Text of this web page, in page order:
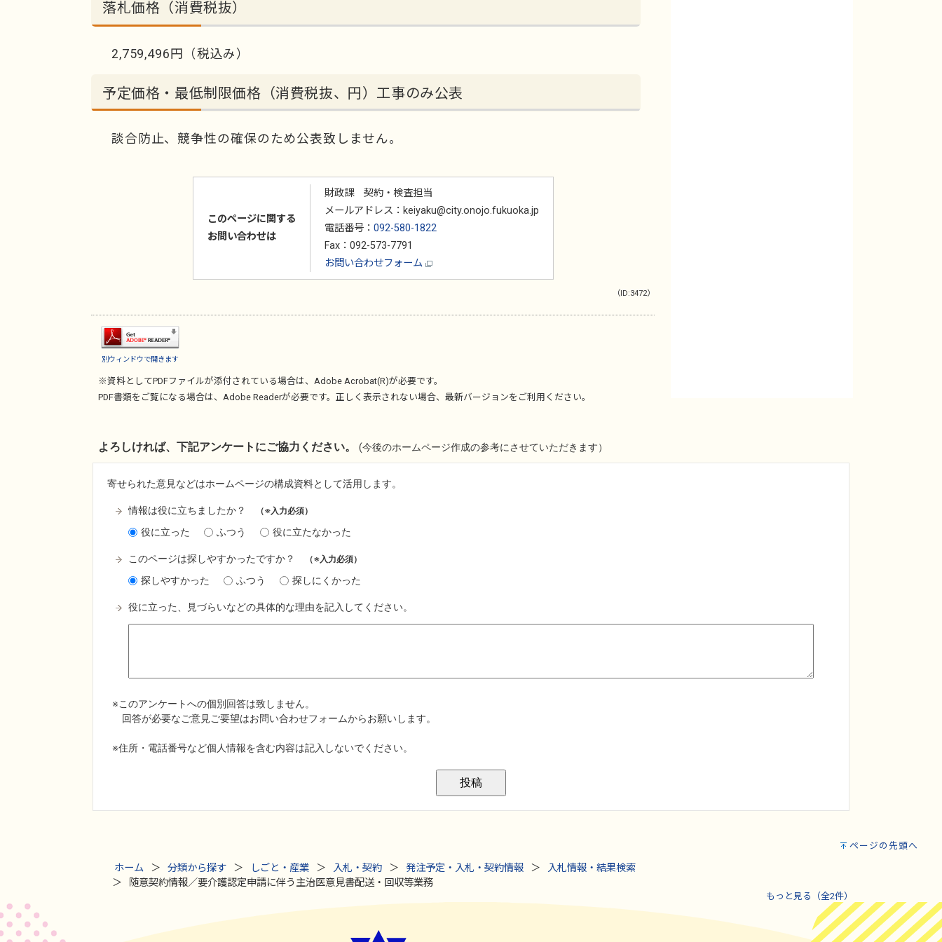
落札価格（消費税抜）
2,759,496円（税込み）
予定価格・最低制限価格（消費税抜、円）工事のみ公表
談合防止、競争性の確保のため公表致しません。
このページに関する
お問い合わせは
財政課 契約・検査担当
メールアドレス：keiyaku@city.onojo.fukuoka.jp
電話番号： 092-580-1822
Fax：092-573-7791
お問い合わせフォーム
（ID:3472）
別ウィンドウで開きます
※資料としてPDFファイルが添付されている場合は、 Adobe Acrobat(R)が必要です。
PDF書類をご覧になる場合は、 Adobe Readerが必要です。正しく表示されない場合、最新バージョンをご利用ください。
ページの先頭へ
ホーム 分類から探す しごと・産業 入札・契約 発注予定・入札・契約情報
入札情報・結果検索
随意契約情報／要介護認定申請に伴う主治医意見書配送・回収等業務
もっと見る（全2件）